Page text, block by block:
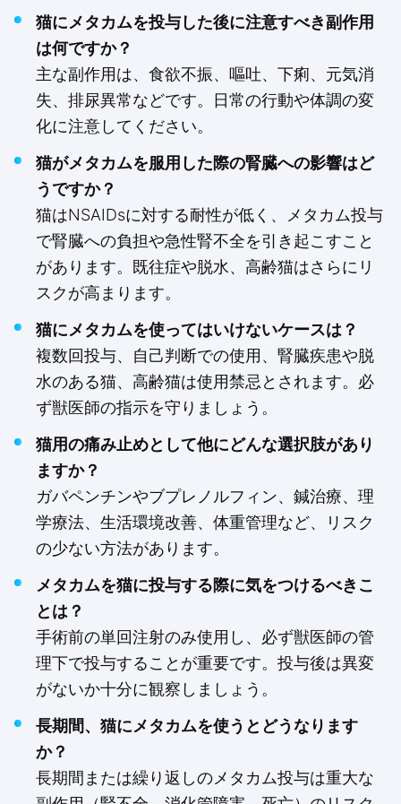
猫にメタカムを投与した後に注意すべき副作用
は何ですか？
主な副作用は、食欲不振、嘔吐、下痢、元気消
失、排尿異常などです。日常の行動や体調の変
化に注意してください。
猫がメタカムを服用した際の腎臓への影響はど
うですか？
猫はNSAIDsに対する耐性が低く、メタカム投与
で腎臓への負担や急性腎不全を引き起こすこと
があります。既往症や脱水、高齢猫はさらにリ
スクが高まります。
猫にメタカムを使ってはいけないケースは？
複数回投与、自己判断での使用、腎臓疾患や脱
水のある猫、高齢猫は使用禁忌とされます。必
ず獣医師の指示を守りましょう。
猫用の痛み止めとして他にどんな選択肢があり
ますか？
ガバペンチンやブプレノルフィン、鍼治療、理
学療法、生活環境改善、体重管理など、リスク
の少ない方法があります。
メタカムを猫に投与する際に気をつけるべきこ
とは？
手術前の単回注射のみ使用し、必ず獣医師の管
理下で投与することが重要です。投与後は異変
がないか十分に観察しましょう。
長期間、猫にメタカムを使うとどうなります
か？
長期間または繰り返しのメタカム投与は重大な